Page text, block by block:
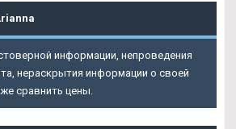
информации, непроведения
нераскрытия информации о своей
сравнить цены.